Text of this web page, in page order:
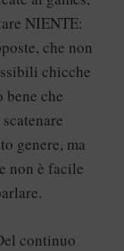
NIENTE:
che non
chicche
che
genere, ma
non è facile
continuo